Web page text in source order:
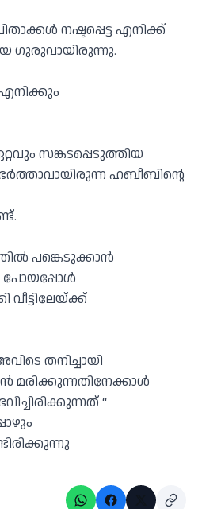
നഷ്ടപ്പെട്ട എനിക്ക്
ഗുരുവായിരുന്നു.
സങ്കടപ്പെടുത്തിയ
ഹബീബിൻ്റെ
പങ്കെടുക്കാൻ
പോയപ്പോൾ
വീട്ടിലേയ്ക്ക്
തനിച്ചായി
മരിക്കുന്നതിനേക്കാൾ
“